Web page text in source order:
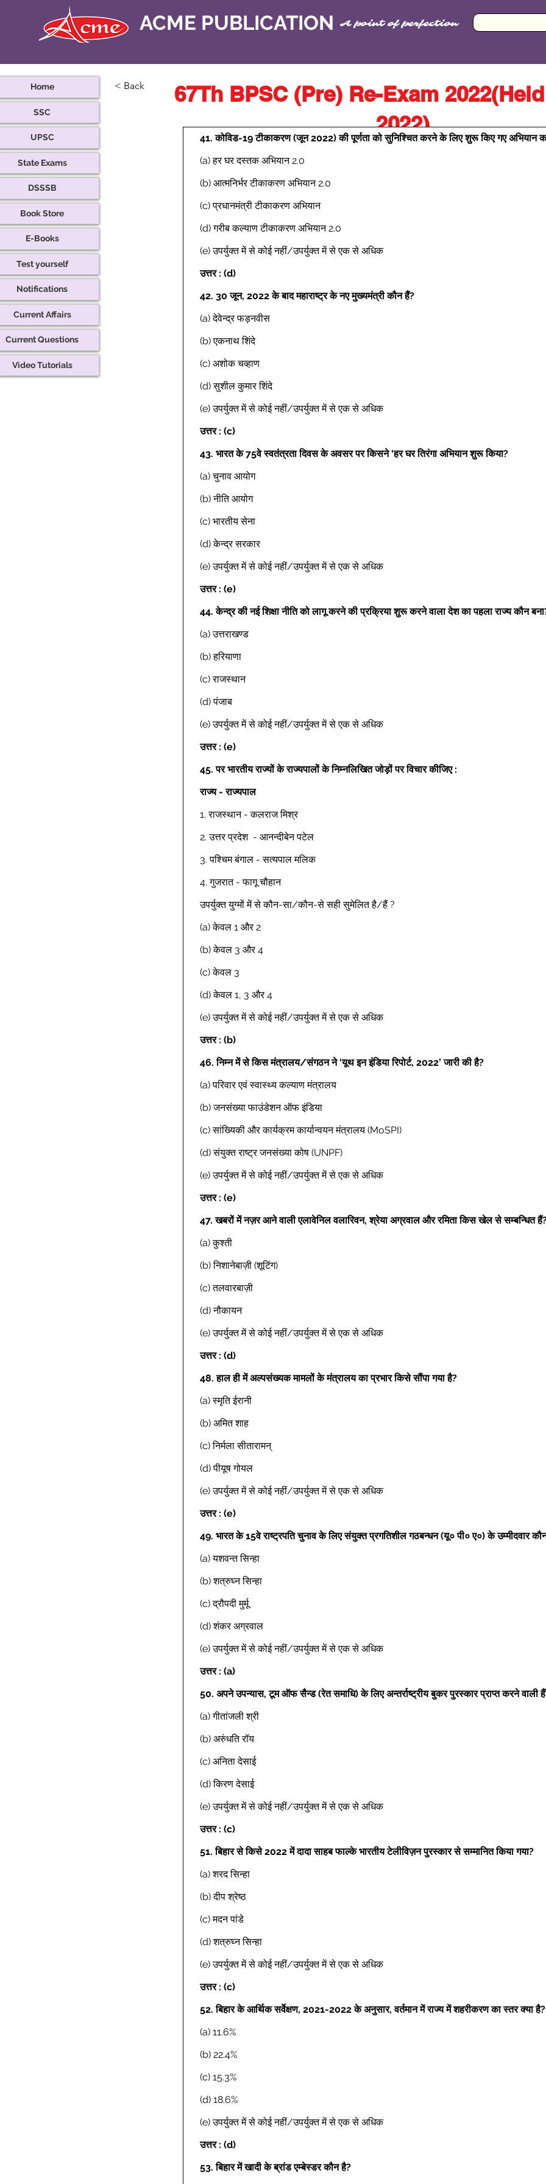
ACME PUBLICATION A point of perfection
< Back
67Th BPSC (Pre) Re-Exam
2022)
Previous
41. कोविड-19 टीकाकरण (जून 2022) की पूर्णता को सुनिश्चित करने के लिए शुरू किए गए अभियान
(a) हर घर दस्तक अभियान 2.0
(b) आत्मनिर्भर टीकाकरण अभियान 2.0
(c) प्रधानमंत्री टीकाकरण अभियान
(d) गरीब कल्याण टीकाकरण अभियान 2.0
(e) उपर्युक्त में से कोई नहीं/उपर्युक्त में से एक से अधिक
उत्तर : (d)
42. 30 जून, 2022 के बाद महाराष्ट्र के नए मुख्यमंत्री कौन हैं?
(a) देवेन्द्र फड़नवीस
(b) एकनाथ शिंदे
(c) अशोक चव्हाण
(d) सुशील कुमार शिंदे
(e) उपर्युक्त में से कोई नहीं/उपर्युक्त में से एक से अधिक
उत्तर : (c)
43. भारत के 75वे स्वतंत्रता दिवस के अवसर पर किसने ‘हर घर तिरंगा अभियान शुरू किया?
(a) चुनाव आयोग
(b) नीति आयोग
(c) भारतीय सेना
(d) केन्द्र सरकार
(e) उपर्युक्त में से कोई नहीं/उपर्युक्त में से एक से अधिक
उत्तर : (e)
44. केन्द्र की नई शिक्षा नीति को लागू करने की प्रक्रिया शुरू करने वाला देश का पहला राज्य कौन
(a) उत्तराखण्ड
(b) हरियाणा
(c) राजस्थान
(d) पंजाब
(e) उपर्युक्त में से कोई नहीं/उपर्युक्त में से एक से अधिक
उत्तर : (e)
45. पर भारतीय राज्यों के राज्यपालों के निम्नलिखित जोड़ों पर विचार कीजिए :
राज्य - राज्यपाल
1. राजस्थान - कलराज मिश्र
2. उत्तर प्रदेश  - आनन्दीबेन पटेल
3. पश्चिम बंगाल - सत्यपाल मलिक
4. गुजरात - फागू चौहान
उपर्युक्त युग्मों में से कौन-सा/कौन-से सही सुमेलित है/हैं ?
(a) केवल 1 और 2
(b) केवल 3 और 4
(c) केवल 3
(d) केवल 1, 3 और 4
(e) उपर्युक्त में से कोई नहीं/उपर्युक्त में से एक से अधिक
उत्तर : (b)
46. निम्न में से किस मंत्रालय/संगठन ने ‘यूथ इन इंडिया रिपोर्ट, 2022’ जारी की है?
(a) परिवार एवं स्वास्थ्य कल्याण मंत्रालय
(b) जनसंख्या फाउंडेशन ऑफ इंडिया
(c) सांख्यिकी और कार्यक्रम कार्यान्वयन मंत्रालय (MoSPI)
(d) संयुक्त राष्ट्र जनसंख्या कोष (UNPF)
(e) उपर्युक्त में से कोई नहीं/उपर्युक्त में से एक से अधिक
उत्तर : (e)
47. खबरों में नज़र आने वाली एलावेनिल वलारिवन, श्रेया अग्रवाल और रमिता किस खेल से सम्बन्धित
(a) कुश्ती
(b) निशानेबाज़ी (शूटिंग)
(c) तलवारबाज़ी
(d) नौकायन
(e) उपर्युक्त में से कोई नहीं/उपर्युक्त में से एक से अधिक
उत्तर : (d)
48. हाल ही में अल्पसंख्यक मामलों के मंत्रालय का प्रभार किसे सौंपा गया है?
(a) स्मृति ईरानी
(b) अमित शाह
(c) निर्मला सीतारामन्
(d) पीयूष गोयल
(e) उपर्युक्त में से कोई नहीं/उपर्युक्त में से एक से अधिक
उत्तर : (e)
49. भारत के 15वे राष्ट्रपति चुनाव के लिए संयुक्त प्रगतिशील गठबन्धन (यू० पी० ए०) के उम्मीदवार
(a) यशवन्त सिन्हा
(b) शत्रुघ्न सिन्हा
(c) द्रौपदी मुर्मू
(d) शंकर अग्रवाल
(e) उपर्युक्त में से कोई नहीं/उपर्युक्त में से एक से अधिक
उत्तर : (a)
50. अपने उपन्यास, टूम ऑफ सैन्ड (रेत समाधि) के लिए अन्तर्राष्ट्रीय बुकर पुरस्कार प्राप्त करने वाली हैं
(a) गीतांजली श्री
(b) अरुंधति रॉय
(c) अनिता देसाई
(d) किरण देसाई
(e) उपर्युक्त में से कोई नहीं/उपर्युक्त में से एक से अधिक
उत्तर : (c)
51. बिहार से किसे 2022 में दादा साहब फाल्के भारतीय टेलीविज़न पुरस्कार से सम्मानित किया गया?
(a) शरद सिन्हा
(b) दीप श्रेष्ठ
(c) मदन पांडे
(d) शत्रुघ्न सिन्हा
(e) उपर्युक्त में से कोई नहीं/उपर्युक्त में से एक से अधिक
उत्तर : (c)
52. बिहार के आर्थिक सर्वेक्षण, 2021-2022 के अनुसार, वर्तमान में राज्य में शहरीकरण का स्तर क्या है?
(a) 11.6%
(b) 22.4%
(c) 15.3%
(d) 18.6%
(e) उपर्युक्त में से कोई नहीं/उपर्युक्त में से एक से अधिक
उत्तर : (d)
53. बिहार में खादी के ब्रांड एम्बेस्डर कौन है?
Home
SSC
UPSC
State Exams
DSSSB
Book Store
E-Books
Test yourself
Notifications
Current Affairs
Current Questions
Video Tutorials